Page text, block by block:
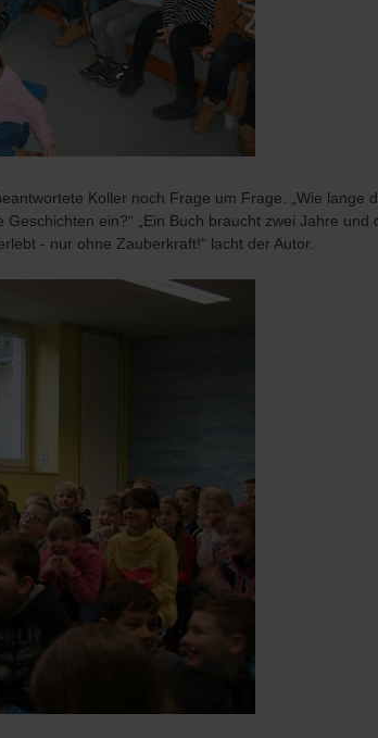
Koller noch Frage um Frage. „Wie lange
ein?“ „Ein Buch braucht zwei Jahre und
- nur ohne Zauberkraft!“ lacht der Autor.